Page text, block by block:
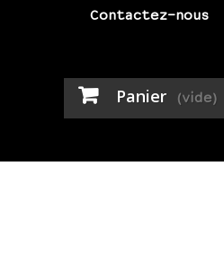
Contactez-nous
Panier (vide)